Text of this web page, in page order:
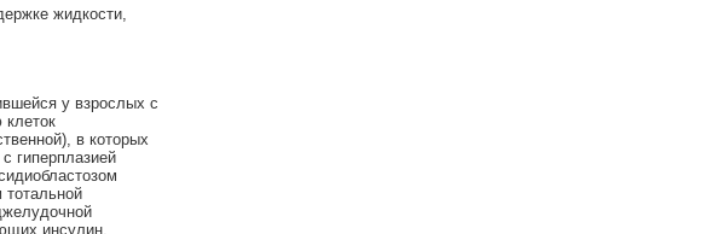
жидкости,
у взрослых с
в которых
гиперплазией
инсулин,